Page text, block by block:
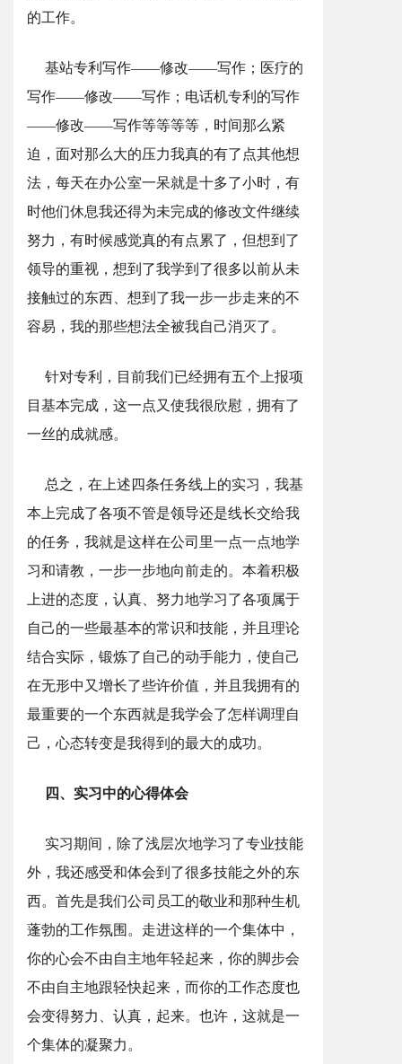
的工作。
基站专利写作——修改——写作；医疗的
写作——修改——写作；电话机专利的写作
——修改——写作等等等等，时间那么紧
迫，面对那么大的压力我真的有了点其他想
法，每天在办公室一呆就是十多了小时，有
时他们休息我还得为未完成的修改文件继续
努力，有时候感觉真的有点累了，但想到了
领导的重视，想到了我学到了很多以前从未
接触过的东西、想到了我一步一步走来的不
容易，我的那些想法全被我自己消灭了。
针对专利，目前我们已经拥有五个上报项
目基本完成，这一点又使我很欣慰，拥有了
一丝的成就感。
总之，在上述四条任务线上的实习，我基
本上完成了各项不管是领导还是线长交给我
的任务，我就是这样在公司里一点一点地学
习和请教，一步一步地向前走的。本着积极
上进的态度，认真、努力地学习了各项属于
自己的一些最基本的常识和技能，并且理论
结合实际，锻炼了自己的动手能力，使自己
在无形中又增长了些许价值，并且我拥有的
最重要的一个东西就是我学会了怎样调理自
己，心态转变是我得到的最大的成功。
四、实习中的心得体会
实习期间，除了浅层次地学习了专业技能
外，我还感受和体会到了很多技能之外的东
西。首先是我们公司员工的敬业和那种生机
蓬勃的工作氛围。走进这样的一个集体中，
你的心会不由自主地年轻起来，你的脚步会
不由自主地跟轻快起来，而你的工作态度也
会变得努力、认真，起来。也许，这就是一
个集体的凝聚力。